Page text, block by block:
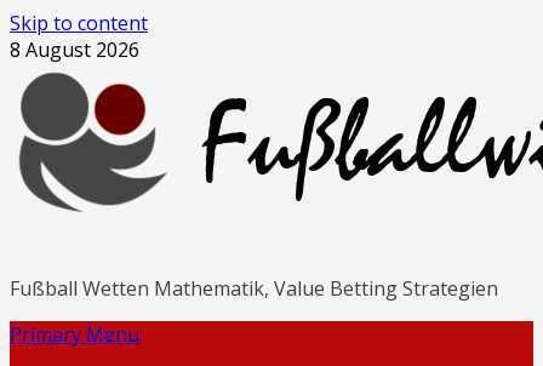
Skip to content
8 August 2026
Fußball Wetten Mathematik, Value Betting Strategien
Primary Menu